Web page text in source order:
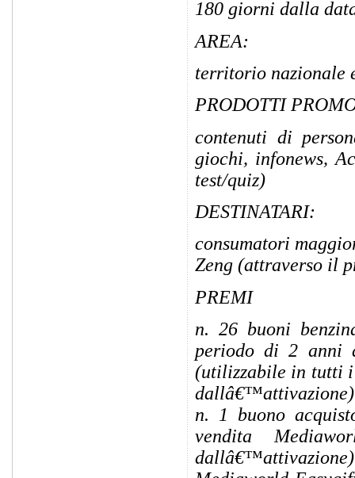
180 giorni dalla
AREA:
territorio nazionale
PRODOTTI
contenuti di
giochi, infonews,
test/quiz)
DESTINATARI:
consumatori
Zeng (attraverso il
PREMI
n. 26 buoni
periodo di 2 anni
(utilizzabile in tutti i
dallâ€™attivazione)
n. 1 buono
vendita